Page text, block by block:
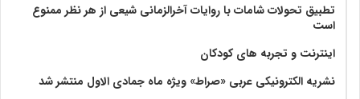
تطبیق تحولات شامات با روایات آخرالزمانی شیعی از هر نظر ممنوع
است
اینترنت و تجربه های کودکان
نشریه الکترونیکی عربی «صراط» ویژه ماه جمادی الاول منتشر شد